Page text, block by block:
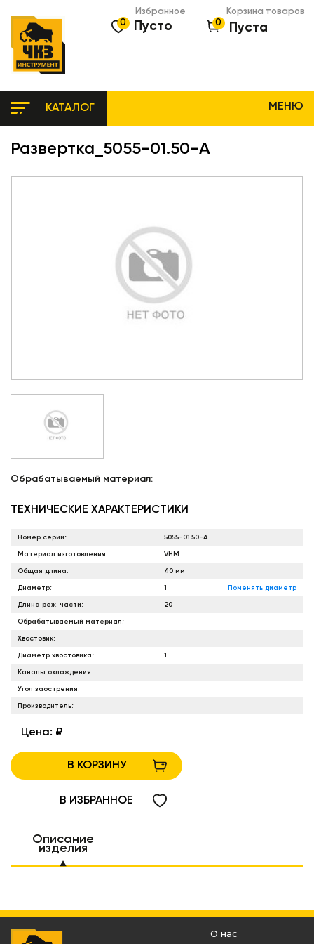
Избранное
0
Пусто
Корзина товаров
0
Пуста
КАТАЛОГ МЕНЮ
Развертка_5055-01.50-A
Обрабатываемый материал:
ТЕХНИЧЕСКИЕ ХАРАКТЕРИСТИКИ
Номер серии: 5055-01.50-A
Материал изготовления: VHM
Общая длина: 40 мм
Диаметр: 1 Поменять диаметр
Длина реж. части: 20
Обрабатываемый материал:
Хвостовик:
Диаметр хвостовика: 1
Каналы охлаждения:
Угол заострения:
Производитель:
Цена: ₽
В КОРЗИНУ
В ИЗБРАННОЕ
Описание
изделия
О нас